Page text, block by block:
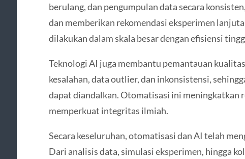
berulang, dan pengumpulan data secara
dan memberikan rekomendasi eksperimen
dilakukan dalam skala besar dengan efisiensi
Teknologi AI juga membantu pemantauan
kesalahan, data outlier, dan inkonsistensi,
dapat diandalkan. Otomatisasi ini
memperkuat integritas ilmiah.
Secara keseluruhan, otomatisasi dan AI telah
Dari analisis data, simulasi eksperimen, hingga